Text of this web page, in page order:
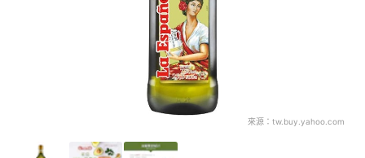
來源： tw.buy.yahoo.com